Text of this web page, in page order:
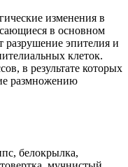
изменения в
в основном
разрушение эпителия и
клеток.
в результате которых
размножению
белокрылка,